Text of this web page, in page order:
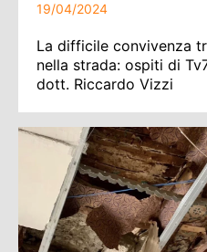
19/04/2024
La difficile convivenza
nella strada: ospiti di
dott. Riccardo Vizzi